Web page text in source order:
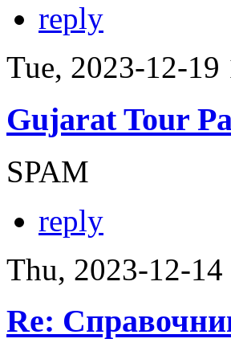
reply
Tue, 2023-12-
Gujarat Tour
SPAM
reply
Thu, 2023-12-
Re: